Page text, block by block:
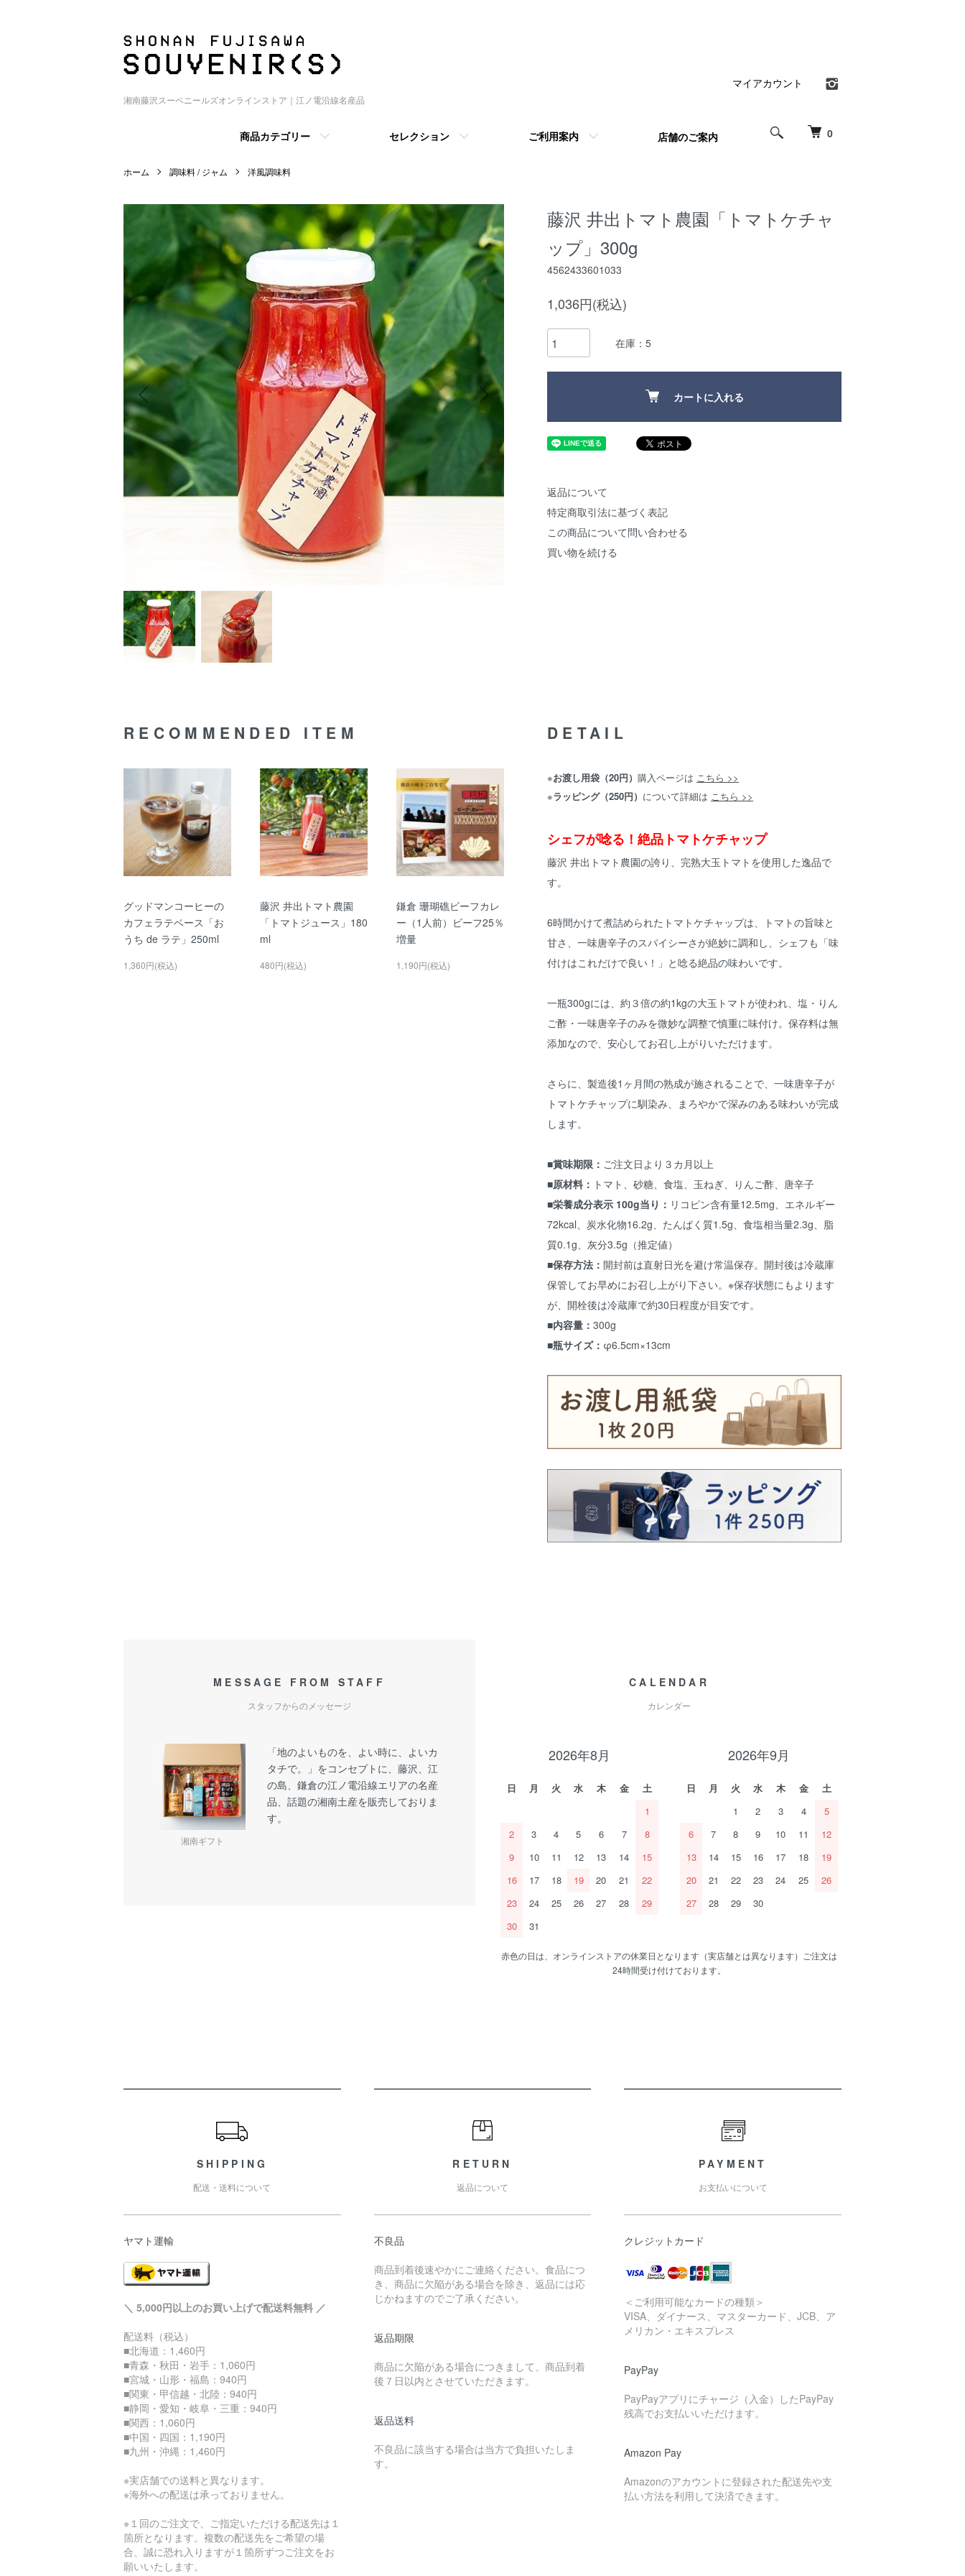
湘南藤沢スーベニールズオンラインストア｜江ノ電沿線名産品
0
商品カテゴリー セレクション ご利用案内 店舗のご案内
マイアカウント
ホーム 調味料 / ジャム 洋風調味料
藤沢 井出トマト農園「トマトケチャ
ップ」300g
4562433601033
1,036円(税込)
在庫：5
カートに入れる
返品について
特定商取引法に基づく表記
この商品について問い合わせる
買い物を続ける
DETAIL
※お渡し用袋（20円） 購入ページは こちら >>
※ラッピング（250円） について詳細は こちら >>
シェフが唸る！絶品トマトケチャップ
藤沢 井出トマト農園の誇り、完熟大玉トマトを使用した逸品で
す。
6時間かけて煮詰められたトマトケチャップは、トマトの旨味と
甘さ、一味唐辛子のスパイシーさが絶妙に調和し、シェフも「味
付けはこれだけで良い！」と唸る絶品の味わいです。
一瓶300gには、約３倍の約1kgの大玉トマトが使われ、塩・りん
ご酢・一味唐辛子のみを微妙な調整で慎重に味付け。保存料は無
添加なので、安心してお召し上がりいただけます。
さらに、製造後1ヶ月間の熟成が施されることで、一味唐辛子が
トマトケチャップに馴染み、まろやかで深みのある味わいが完成
します。
■賞味期限： ご注文日より３カ月以上
■原材料： トマト、砂糖、食塩、玉ねぎ、りんご酢、唐辛子
■栄養成分表示 100g当り： リコピン含有量12.5mg、エネルギー
72kcal、炭水化物16.2g、たんぱく質1.5g、食塩相当量2.3g、脂
質0.1g、灰分3.5g（推定値）
■保存方法： 開封前は直射日光を避け常温保存。開封後は冷蔵庫
保管してお早めにお召し上がり下さい。※保存状態にもよります
が、開栓後は冷蔵庫で約30日程度が目安です。
■内容量： 300g
■瓶サイズ： φ6.5cm×13cm
RECOMMENDED ITEM
グッドマンコーヒーの
カフェラテベース「お
うち de ラテ」250ml
1,360円(税込)
藤沢 井出トマト農園
「トマトジュース」180
ml
480円(税込)
鎌倉 珊瑚礁ビーフカレ
ー（1人前）ビーフ25％
増量
1,190円(税込)
MESSAGE FROM STAFF
スタッフからのメッセージ
湘南ギフト
「地のよいものを、よい時に、よいカ
タチで。」をコンセプトに、藤沢、江
の島、鎌倉の江ノ電沿線エリアの名産
品、話題の湘南土産を販売しておりま
す。
CALENDAR
カレンダー
2026年8月
日 月 火 水 木 金
土
1
2
3 4 5 6 7
8
9
10 11 12 13 14
15
16
17 18 19 20 21
22
23
24 25 26 27 28
29
30
31
2026年9月
日 月 火 水 木 金
土
1
2 3 4
5
6
7 8 9 10 11
12
13
14 15 16 17 18
19
20
21 22 23 24 25
26
27
28 29 30
赤色の日は、オンラインストアの休業日となります（実店舗とは異なります）ご注文は
24時間受け付けております。
SHIPPING
配送・送料について
ヤマト運輸
＼ 5,000円以上のお買い上げで配送料無料 ／
配送料（税込）
■北海道：1,460円
■青森・秋田・岩手：1,060円
■宮城・山形・福島：940円
■関東・甲信越・北陸：940円
■静岡・愛知・岐阜・三重：940円
■関西：1,060円
■中国・四国：1,190円
■九州・沖縄：1,460円
※実店舗での送料と異なります。
※海外への配送は承っておりません。
※１回のご注文で、ご指定いただける配送先は１
箇所となります。複数の配送先をご希望の場
合、誠に恐れ入りますが１箇所ずつご注文をお
願いいたします。
RETURN
返品について
不良品
商品到着後速やかにご連絡ください。食品につ
き、商品に欠陥がある場合を除き、返品には応
じかねますのでご了承ください。
返品期限
商品に欠陥がある場合につきまして、商品到着
後７日以内とさせていただきます。
返品送料
不良品に該当する場合は当方で負担いたしま
す。
PAYMENT
お支払いについて
クレジットカード
＜ご利用可能なカードの種類＞
VISA、ダイナース、マスターカード、JCB、ア
メリカン・エキスプレス
PayPay
PayPayアプリにチャージ（入金）したPayPay
残高でお支払いいただけます。
Amazon Pay
Amazonのアカウントに登録された配送先や支
払い方法を利用して決済できます。